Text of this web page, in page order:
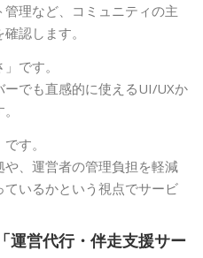
理など、コミュニティの主
認します。
です。
でも直感的に使えるUI/UXか
す。
、運営者の管理負担を軽減
いるかという視点でサービ
運営代行・伴走支援サー